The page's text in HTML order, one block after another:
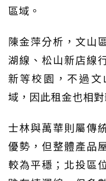
區域。
陳金萍分析，文山
湖線、松山新店線
新等校園，不過
域，因此租金也相對
士林與萬華則屬傳
優勢，但整體產品
較為平穩；北投區